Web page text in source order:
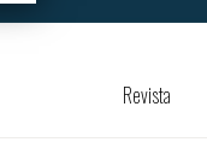
Revista